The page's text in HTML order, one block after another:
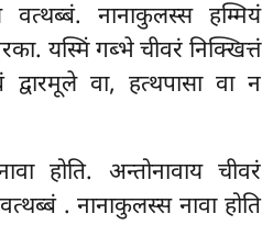
वत्थब्बं. नानाकुलस्स हम्मियं
यस्मिं गब्भे चीवरं निक्खित्तं
द्वारमूले वा, हत्थपासा वा न
होति. अन्तोनावाय चीवरं
. नानाकुलस्स नावा होति